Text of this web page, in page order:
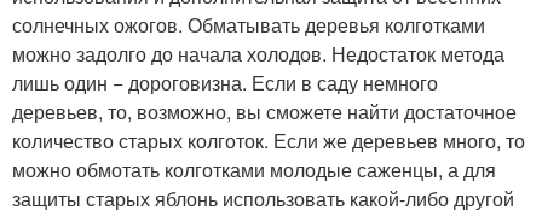
солнечных ожогов. Обматывать деревья колготками
можно задолго до начала холодов. Недостаток метода
лишь один − дороговизна. Если в саду немного
деревьев, то, возможно, вы сможете найти достаточное
количество старых колготок. Если же деревьев много, то
можно обмотать колготками молодые саженцы, а для
защиты старых яблонь использовать какой-либо другой